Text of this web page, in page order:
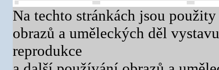
Na techto stránkách jsou
obrazů a uměleckých děl
reprodukce